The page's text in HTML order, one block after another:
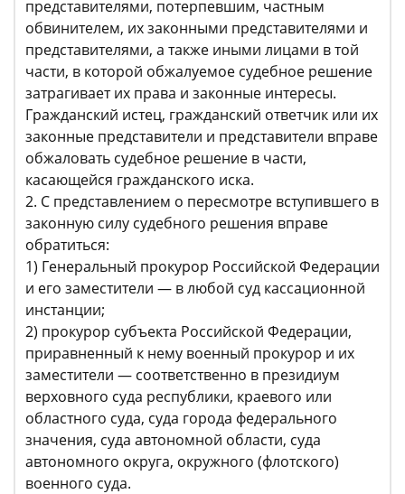
представителями, потерпевшим, частным
обвинителем, их законными представителями и
представителями, а также иными лицами в той
части, в которой обжалуемое судебное решение
затрагивает их права и законные интересы.
Гражданский истец, гражданский ответчик или их
законные представители и представители вправе
обжаловать судебное решение в части,
касающейся гражданского иска.
2. С представлением о пересмотре вступившего в
законную силу судебного решения вправе
обратиться:
1) Генеральный прокурор Российской Федерации
и его заместители — в любой суд кассационной
инстанции;
2) прокурор субъекта Российской Федерации,
приравненный к нему военный прокурор и их
заместители — соответственно в президиум
верховного суда республики, краевого или
областного суда, суда города федерального
значения, суда автономной области, суда
автономного округа, окружного (флотского)
военного суда.